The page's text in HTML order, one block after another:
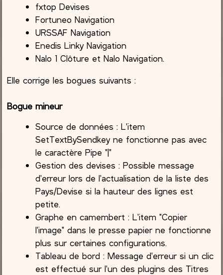
fxtop Devises
Fortuneo Navigation
URSSAF Navigation
Enedis Linky Navigation
Nalo 1 Clôture et Nalo Navigation.
Elle corrige les bogues suivants :
Bogue mineur
Source de données : L'item
SetTextBySendkey ne fonctionne pas avec
le caractère Pipe "|"
Gestion des devises : Possible message
d'erreur lors de l'actualisation de la liste des
Pays/Devise si la hauteur des lignes est
petite.
Graphe en camembert : L'item "Copier
l'image" dans le presse papier ne fonctionne
plus sur certaines configurations.
Tableau de bord : Message d'erreur si un clic
est effectué sur l'un des plugins des Titres